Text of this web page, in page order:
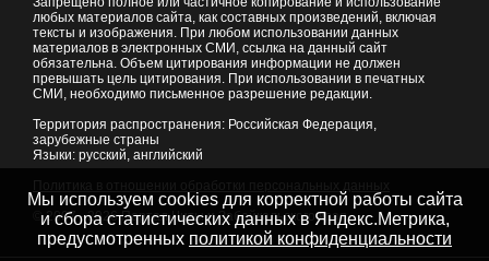
любых материалов сайта, как составных произведений, включая
тексты и изображения. При любом использовании данных
материалов в электронных СМИ, ссылка на данный сайт
обязательна. Объем цитирования информации не должен
превышать цель цитирования. При использовании в печатных
СМИ, необходимо письменное разрешение редакции.
Территория распространения: Российская Федерация,
зарубежные страны
Языки: русский, английский
© 2007 - 2026Портал Читы и Забайкальского края
Мы используем cookies для корректной работы сайта
и сбора статистических данных в Яндекс.Метрика,
предусмотренных политикой конфиденциальности